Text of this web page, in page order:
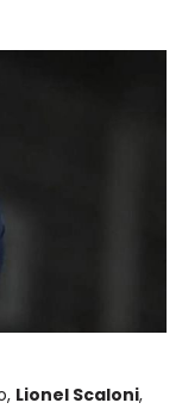
Lionel Scaloni,